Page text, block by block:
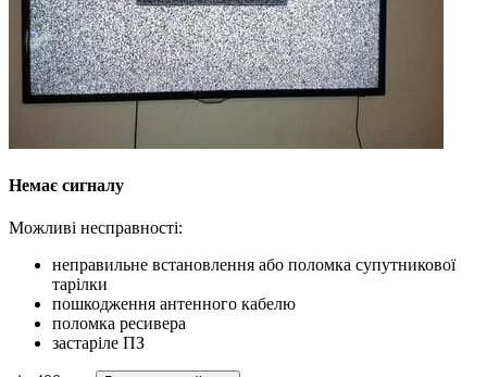
Немає сигналу
Можливі несправності:
неправильне встановлення або поломка супутникової
тарілки
пошкодження антенного кабелю
поломка ресивера
застаріле ПЗ